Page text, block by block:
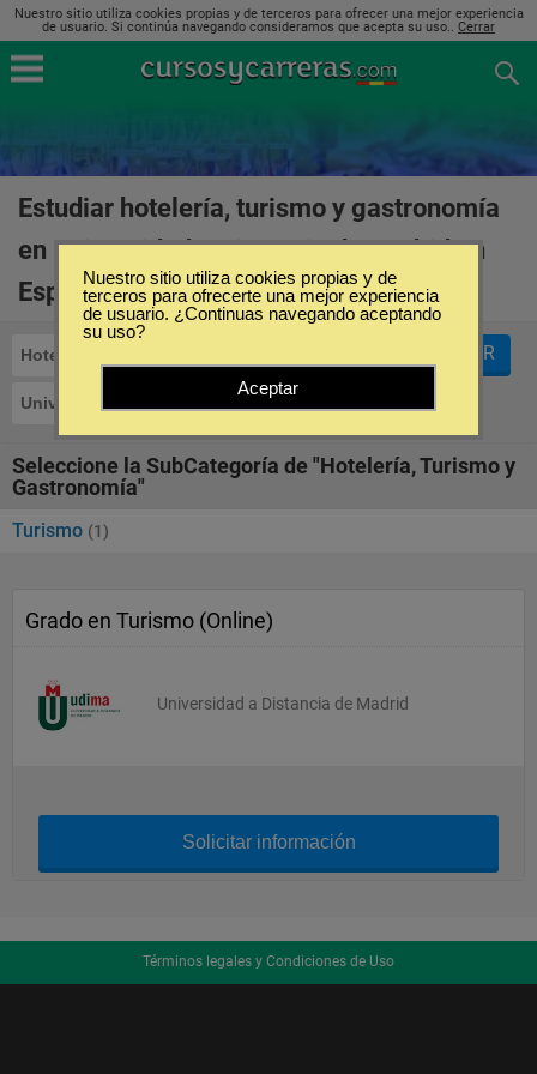
Nuestro sitio utiliza cookies propias y de terceros para ofrecer una mejor experiencia
de usuario. Si continúa navegando consideramos que acepta su uso.. Cerrar
Estudiar hotelería, turismo y gastronomía
en Universidad a Distancia de Madrid en
España
(1)
Hotelería, Turismo y Gastronomía
Universidad a Distancia de Madrid
FILTRAR
Seleccione la SubCategoría de "Hotelería, Turismo y
Gastronomía"
Turismo (1)
Grado en Turismo (Online)
Universidad a Distancia de Madrid
Solicitar información
Términos legales y Condiciones de Uso
Nuestro sitio utiliza cookies propias y de
terceros para ofrecerte una mejor experiencia
de usuario. ¿Continuas navegando aceptando
su uso?
Aceptar